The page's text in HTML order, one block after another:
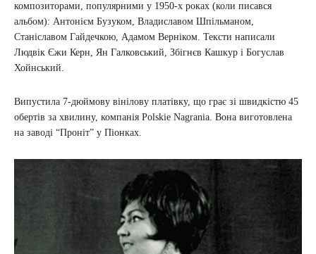
композиторами, популярними у 1950-х роках (коли писався
альбом): Антонієм Бузуком, Владиславом Шпільманом,
Станіславом Гайдечкою, Адамом Верніком. Тексти написали
Людвік Єжи Керн, Ян Галковський, Збігнєв Кашкур і Богуслав
Хойнський.
Випустила 7-дюймову вінілову платівку, що грає зі швидкістю 45
обертів за хвилину, компанія Polskie Nagrania. Вона виготовлена
на заводі “Проніт” у Піонках.